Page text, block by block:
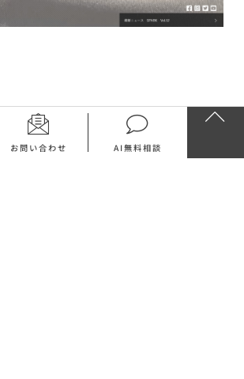
お問い合わせ AI無料相談